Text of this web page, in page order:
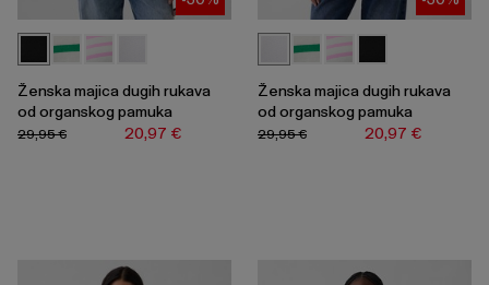
Ženska majica dugih rukava
od organskog pamuka
20,97 €
29,95 €
Ženska majica dugih rukava
od organskog pamuka
20,97 €
29,95 €